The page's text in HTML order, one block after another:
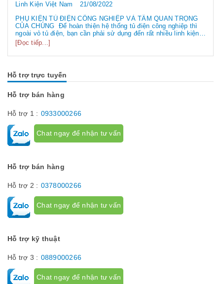
Linh Kiện Việt Nam
21/08/2022
PHỤ KIỆN TỦ ĐIỆN CÔNG NGHIỆP VÀ TẦM QUAN TRỌNG
CỦA CHÚNG Để hoàn thiện hệ thống tủ điện công nghiệp thì
ngoài vỏ tủ điện, bạn cần phải sử dụng đến rất nhiều linh kiện
tủ điện công nghiệp khác nhau. Vậy các loại phụ kiện tủ điện
công nghiệp bao gồm những gì? Chúng có tác dụng như thế
nào hãy...
[Đọc tiếp...]
Hỗ trợ trực tuyến
Hỗ trợ bán hàng
Hỗ trợ 1 : 0933000266
Chat ngay để nhận tư vấn
Hỗ trợ bán hàng
Hỗ trợ 2 : 0378000266
Chat ngay để nhận tư vấn
Hỗ trợ kỹ thuật
Hỗ trợ 3 : 0889000266
Chat ngay để nhận tư vấn